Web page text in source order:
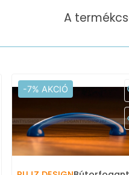
A
-7% AKCIÓ